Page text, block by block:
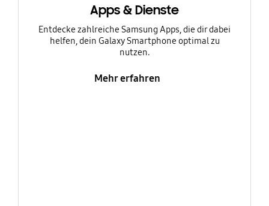
Apps & Dienste
Entdecke zahlreiche Samsung Apps, die dir dabei
helfen, dein Galaxy Smartphone optimal zu
nutzen.
Mehr erfahren